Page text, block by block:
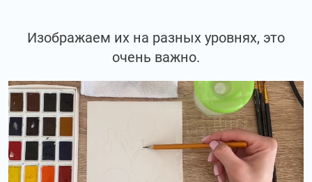
Изображаем их на разных уровнях, это
очень важно.